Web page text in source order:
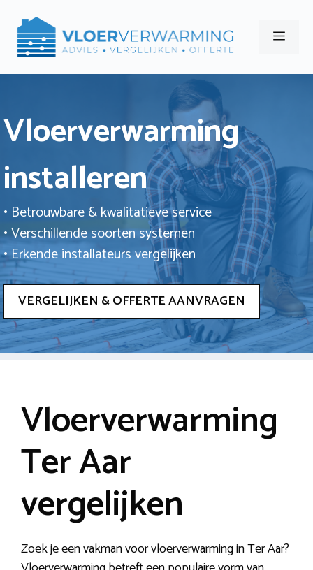
naar
Menu
Vloerverwarming
installeren
• Betrouwbare & kwalitatieve service
• Verschillende soorten systemen
• Erkende installateurs vergelijken
VERGELIJKEN & OFFERTE AANVRAGEN
Vloerverwarming
Ter Aar
vergelijken
Zoek je een vakman voor vloerverwarming in Ter Aar?